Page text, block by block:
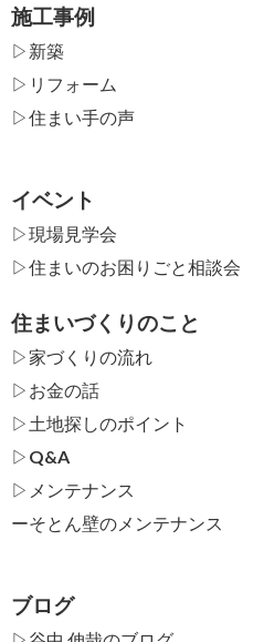
施工事例
▷新築
▷リフォーム
▷住まい手の声
イベント
▷現場見学会
▷住まいのお困りごと相談会
住まいづくりのこと
▷家づくりの流れ
▷お金の話
▷土地探しのポイント
▷Q&A
▷メンテナンス
ーそとん壁のメンテナンス
ブログ